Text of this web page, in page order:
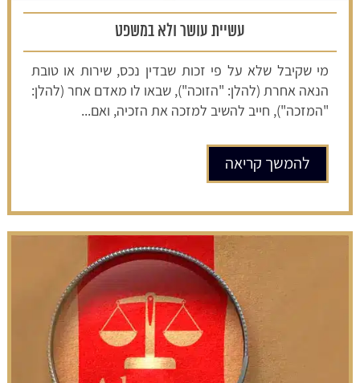
עשיית עושר ולא במשפט
מי שקיבל שלא על פי זכות שבדין נכס, שירות או טובת
הנאה אחרת (להלן: "הזוכה"), שבאו לו מאדם אחר (להלן:
"המזכה"), חייב להשיב למזכה את הזכיה, ואם...
להמשך קריאה